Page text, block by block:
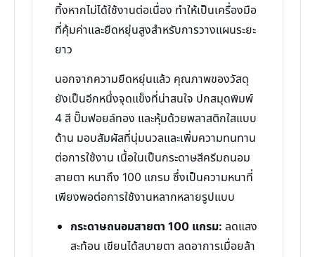
ทิ้งหากไม่ได้ใช้งานต่อเนื่อง ทำให้เป็นเครื่องมือ
ที่คุ้มค่าและยืดหยุ่นสูงสำหรับการวางแผนระยะ
ยาว
นอกจากความยืดหยุ่นแล้ว คุณภาพของวัสดุ
ยังเป็นอีกหนึ่งจุดแข็งที่น่าสนใจ ปกสมุดพิมพ์
4 สี ปั๊มฟอยล์ทอง และหุ้มด้วยพลาสติกใสแบบ
ด้าน มอบสัมผัสที่นุ่มนวลและเพิ่มความทนทาน
ต่อการใช้งาน เนื้อในเป็นกระดาษสีครีมถนอม
สายตา หนาถึง 100 แกรม ซึ่งเป็นความหนาที่
เพียงพอต่อการใช้งานหลากหลายรูปแบบ
กระดาษถนอมสายตา 100 แกรม: ลดแสง
สะท้อน เขียนได้สบายตา ลดอาการเมื่อยล้า